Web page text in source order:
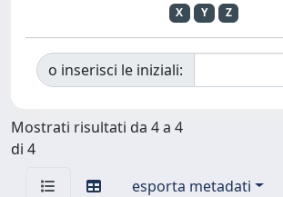
X
Y Z
o inserisci le iniziali:
Mostrati risultati da 4 a 4
di 4
esporta metadati